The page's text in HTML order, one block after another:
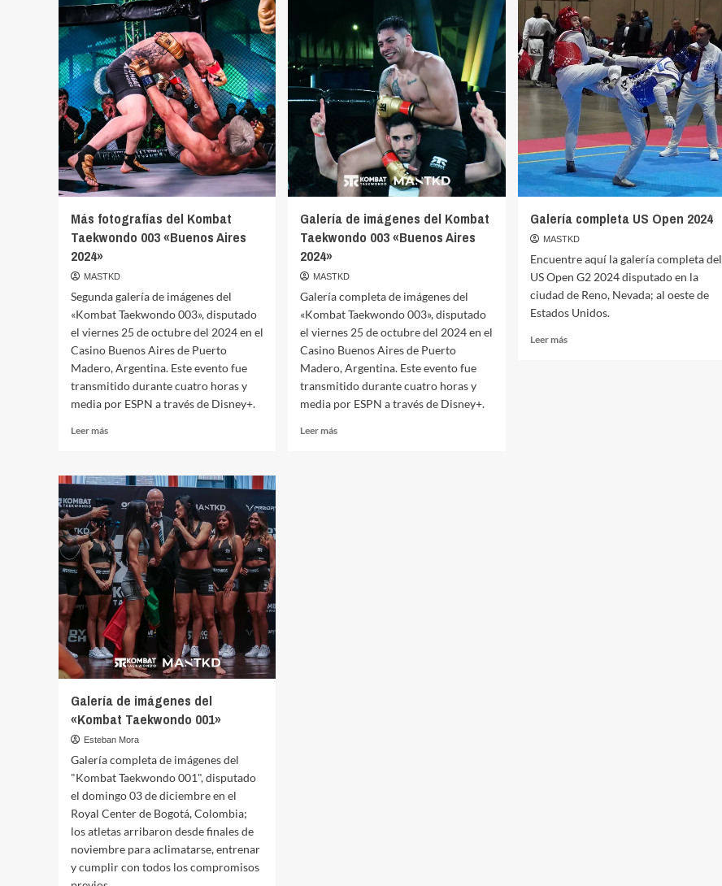
2026
[Photos]
Guadalupe
2025
de
la
Olimpiada
Nacional
de
Taekwondo
«Guadalajara
2025»
Más fotografías del Kombat
Taekwondo 003 «Buenos Aires
2024»
MASTKD
Segunda galería de imágenes del
«Kombat Taekwondo 003», disputado
el viernes 25 de octubre del 2024 en el
Casino Buenos Aires de Puerto
Madero, Argentina. Este evento fue
transmitido durante cuatro horas y
media por ESPN a través de Disney+.
Leer másLeer
Más
fotografías
del
Kombat
Taekwondo
003
«Buenos
Aires
2024»
Galería de imágenes del Kombat
Taekwondo 003 «Buenos Aires
2024»
MASTKD
Galería completa de imágenes del
«Kombat Taekwondo 003», disputado
el viernes 25 de octubre del 2024 en el
Casino Buenos Aires de Puerto
Madero, Argentina. Este evento fue
transmitido durante cuatro horas y
media por ESPN a través de Disney+.
Leer másLeer
Galería completa US Open 2024
MASTKD
Encuentre aquí la galería completa del
US Open G2 2024 disputado en la
ciudad de Reno, Nevada; al oeste de
Estados Unidos.
Leer másLeer
Galería de imágenes del
«Kombat Taekwondo 001»
Esteban Mora
Galería completa de imágenes del
"Kombat Taekwondo 001", disputado
el domingo 03 de diciembre en el
Royal Center de Bogotá, Colombia;
los atletas arribaron desde finales de
noviembre para aclimatarse, entrenar
y cumplir con todos los compromisos